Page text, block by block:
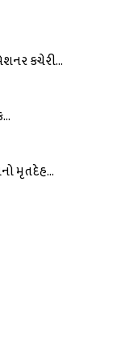
કચેરી...
મૃતદેહ...